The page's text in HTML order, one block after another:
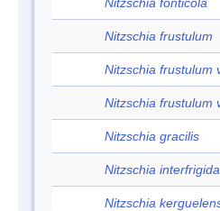
Nitzschia frustulum
Nitzschia frustulum
Nitzschia frustulum
Nitzschia gracilis
Nitzschia
Nitzschia